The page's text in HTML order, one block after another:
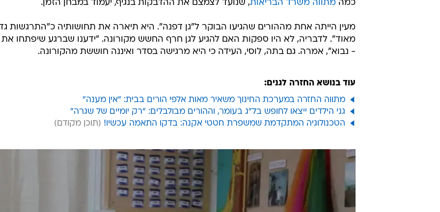
כמה מתווה משרד הבריאות, שנועד לצמצם את ההדבקות בנגיף, יעמוד במבחן הזמן.
מעין הייתה אחת מההורים שהגיעו הבוקר ל"גן דפנה". היא תיארה את תחושותיה כ"התרגשות
מאוד". לדבריה, לא היו ספקות האם להגיע לגן חרף החשש מקורונה. "ידענו שברגע שיפתחו את
- נבוא", אמרה. גם בתה, לוסי, העידה כי היא מרגישה בסדר ואיננה חוששת מהקורונה.
עוד בנושא החזרה לגנים:
מתווה החזרה במערכת החינוך משאיר מאות אלפי הורים בבית: "אין מענה"
גני הילדים ייצאו לחופש בל"ג בעומר, וההורים מבולבלים: "רק יומיים של שגרה"
הטכנולוגיה המתקדמת שמשפרת חטטי אקנה: בדקו התאמה עכשיו!